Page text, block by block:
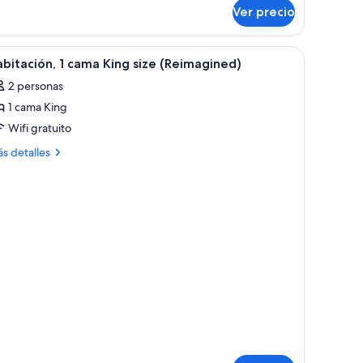
Ver precio
Habitación, 1 cama King size (Reimagined) |
7 1 cama King size (Reimagined)
2 personas
1 cama King
Wifi gratuito
detalles